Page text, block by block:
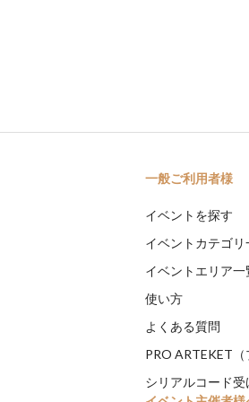
一般ご利用者様
イベントを探す
イベントカテゴリ
イベントエリア一
使い方
よくある質問
PRO ARTEKET（
シリアルコード受